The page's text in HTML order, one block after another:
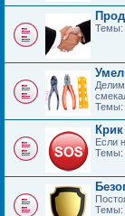
Темы:
Темы:
Если
Темы:
Темы: